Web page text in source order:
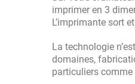
imprimer en 3
L’imprimante sort
La technologie
domaines,
particuliers comme